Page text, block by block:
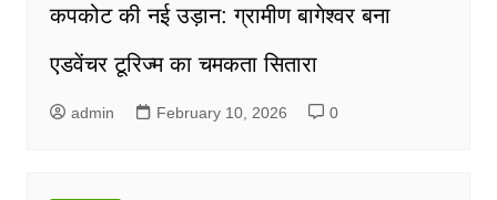
कपकोट की नई उड़ान: ग्रामीण बागेश्वर बना
एडवेंचर टूरिज्म का चमकता सितारा
admin February 10, 2026 0